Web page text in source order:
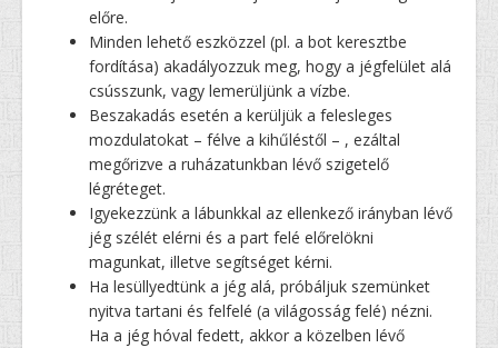
előre.
Minden lehető eszközzel (pl. a bot keresztbe
fordítása) akadályozzuk meg, hogy a jégfelület alá
csússzunk, vagy lemerüljünk a vízbe.
Beszakadás esetén a kerüljük a felesleges
mozdulatokat – félve a kihűléstől – , ezáltal
megőrizve a ruházatunkban lévő szigetelő
légréteget.
Igyekezzünk a lábunkkal az ellenkező irányban lévő
jég szélét elérni és a part felé előrelökni
magunkat, illetve segítséget kérni.
Ha lesüllyedtünk a jég alá, próbáljuk szemünket
nyitva tartani és felfelé (a világosság felé) nézni.
Ha a jég hóval fedett, akkor a közelben lévő